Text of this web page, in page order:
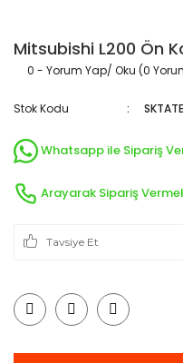
Mitsubishi L200 Ön
0 - Yorum Yap/ Oku (0
Stok Kodu
Whatsapp ile Sipariş
Arayarak Sipariş
Tavsiye Et